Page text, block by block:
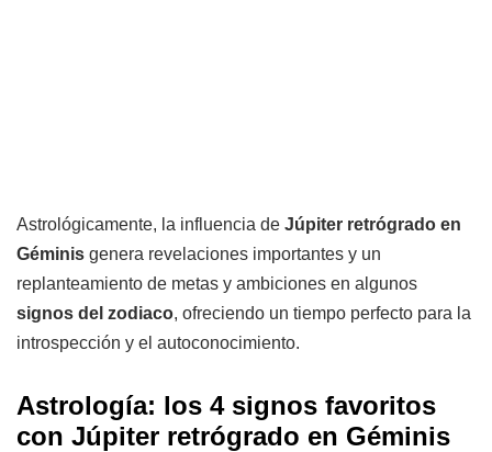
Astrológicamente, la influencia de Júpiter retrógrado en
Géminis genera revelaciones importantes y un
replanteamiento de metas y ambiciones en algunos
signos del zodiaco, ofreciendo un tiempo perfecto para la
introspección y el autoconocimiento.
Astrología: los 4 signos favoritos
con Júpiter retrógrado en Géminis